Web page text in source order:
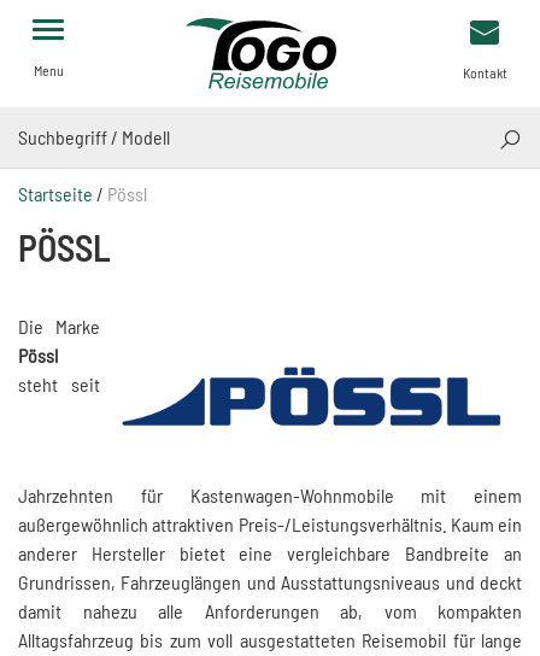
Menu Kontakt
Startseite / Pössl
PÖSSL
Die Marke
Pössl
steht seit
Jahrzehnten für Kastenwagen-Wohnmobile mit einem
außergewöhnlich attraktiven Preis-/Leistungsverhältnis. Kaum ein
anderer Hersteller bietet eine vergleichbare Bandbreite an
Grundrissen, Fahrzeuglängen und Ausstattungsniveaus und deckt
damit nahezu alle Anforderungen ab, vom kompakten
Alltagsfahrzeug bis zum voll ausgestatteten Reisemobil für lange